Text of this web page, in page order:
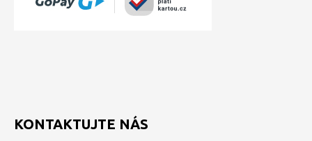
KONTAKTUJTE NÁS